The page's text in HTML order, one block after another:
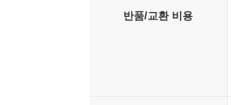
반품/교환 비용